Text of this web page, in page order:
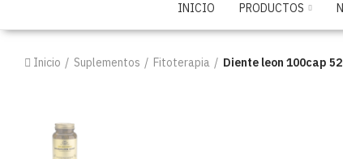
INICIO PRODUCTOS
Inicio Suplementos Fitoterapia Diente leon 100cap